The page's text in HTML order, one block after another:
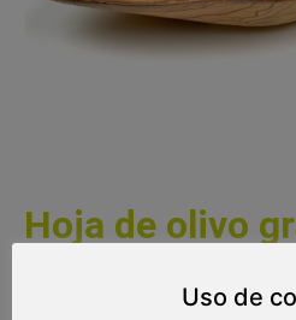
Hoja de olivo
Espectacular hoja trabajado a
Diseño exclusivo, objeto
Uso de